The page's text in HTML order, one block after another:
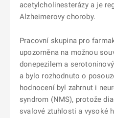
acetylcholinesterázy a je
Alzheimerovy choroby.
Pracovní skupina pro
upozorněna na možnou
donepezilem a
a bylo rozhodnuto o
hodnocení byl zahrnut i
syndrom (NMS), protože
svalové ztuhlosti a vysoké